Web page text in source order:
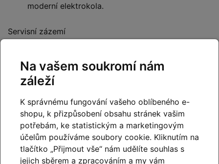
moderní elektrokola.
Servisní zázemí
používájí výhradně originální náhradní díly
Shimano a jsou pravidelně školení.
Bosch eBike Service Partner
aktualizace a servis pohonů Bosch.
Na vašem soukromí nám
záleží
K správnému fungování vašeho oblíbeného e-
shopu, k přizpůsobení obsahu stránek vašim
potřebám, ke statistickým a marketingovým
účelům používáme soubory cookie. Kliknutím na
tlačítko „Přijmout vše“ nám udělíte souhlas s
jejich sběrem a zpracováním a my vám